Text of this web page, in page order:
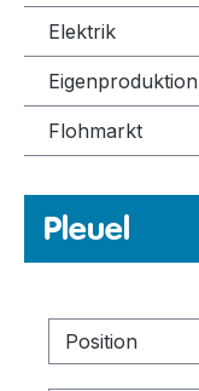
Elektrik
Eigenproduktion
Flohmarkt
Pleuel